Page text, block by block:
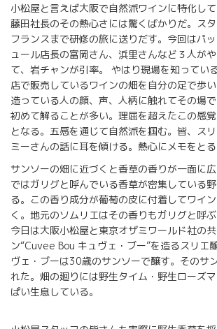
小松屋と言えば大阪で自然派ワインに特化して
藤田社長のその熱心さには驚くばかりだ。ス
フランスまで研修の旅に送りだす。今回はパ
ュール店長の富岡さん、浜里さんなど３人が
て、岩チャンが引率。 やはり現場を知ってい
店で販売しているワインの畑を自分の足で歩い
造っている人の顔、声、人柄に触れてその場
初めて解ることが多い。理屈を超えたこの感
となる。五感を通じて自然派を掴む。皆、ス
ミーさんの話に耳を傾ける。熱心にメモをとる
サンソーの畑に近づくと香草の香りが一面に
ではガリグと呼んでいる香草が密集している
る。この香り成分が葡萄の皮に付着してワイ
く。地元のソムリエはその香りもガリグと呼ぶ
今日は大阪小松屋と東京オザミワールド社の
ン“Cuvee Bou キュヴェ・ブー”を造るスリエ
ヴェ・ブーは30歳のサンソーで醸す。そのサ
れた。畑の廻りには野生タイム・野生ローズ
ぱい生息している。